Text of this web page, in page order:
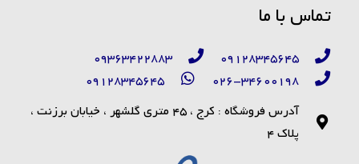
تماس با ما
09128345645
09363422883
026-34600198
09128345645
آدرس فروشگاه : کرج ، 45 متری گلشهر ، خیابان برزنت ،
پلاک 4